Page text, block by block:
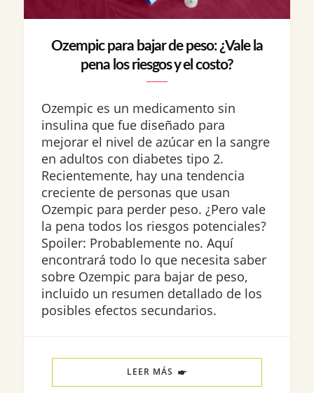
Ozempic para bajar de peso: ¿Vale la
pena los riesgos y el costo?
Ozempic es un medicamento sin
insulina que fue diseñado para
mejorar el nivel de azúcar en la sangre
en adultos con diabetes tipo 2.
Recientemente, hay una tendencia
creciente de personas que usan
Ozempic para perder peso. ¿Pero vale
la pena todos los riesgos potenciales?
Spoiler: Probablemente no. Aquí
encontrará todo lo que necesita saber
sobre Ozempic para bajar de peso,
incluido un resumen detallado de los
posibles efectos secundarios.
LEER MÁS